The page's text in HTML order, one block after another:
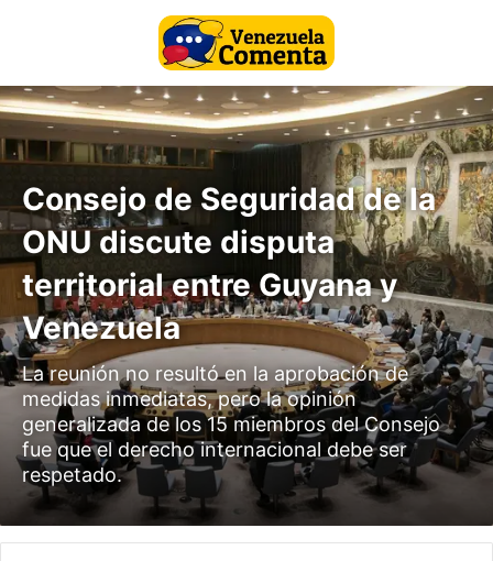
Consejo de Seguridad de la
ONU discute disputa
territorial entre Guyana y
Venezuela
La reunión no resultó en la aprobación de
medidas inmediatas, pero la opinión
generalizada de los 15 miembros del Consejo
fue que el derecho internacional debe ser
respetado.